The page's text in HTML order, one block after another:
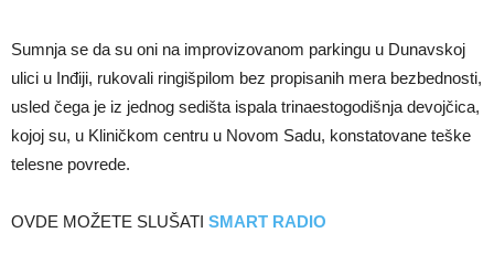
Sumnja se da su oni na improvizovanom parkingu u Dunavskoj
ulici u Inđiji, rukovali ringišpilom bez propisanih mera bezbednosti,
usled čega je iz jednog sedišta ispala trinaestogodišnja devojčica,
kojoj su, u Kliničkom centru u Novom Sadu, konstatovane teške
telesne povrede.
OVDE MOŽETE SLUŠATI SMART RADIO